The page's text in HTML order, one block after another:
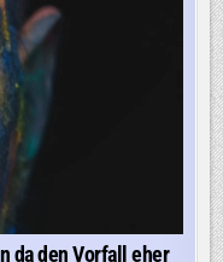
da den Vorfall eher